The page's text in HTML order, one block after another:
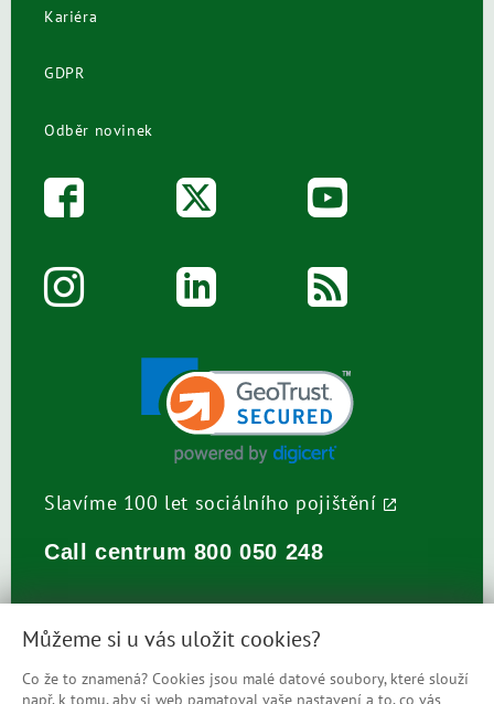
Kariéra
GDPR
Odběr novinek
Slavíme 100 let sociálního pojištění
Call centrum 800 050 248
Můžeme si u vás uložit cookies?
Co že to znamená? Cookies jsou malé datové soubory, které slouží
např. k tomu, aby si web pamatoval vaše nastavení a to, co vás